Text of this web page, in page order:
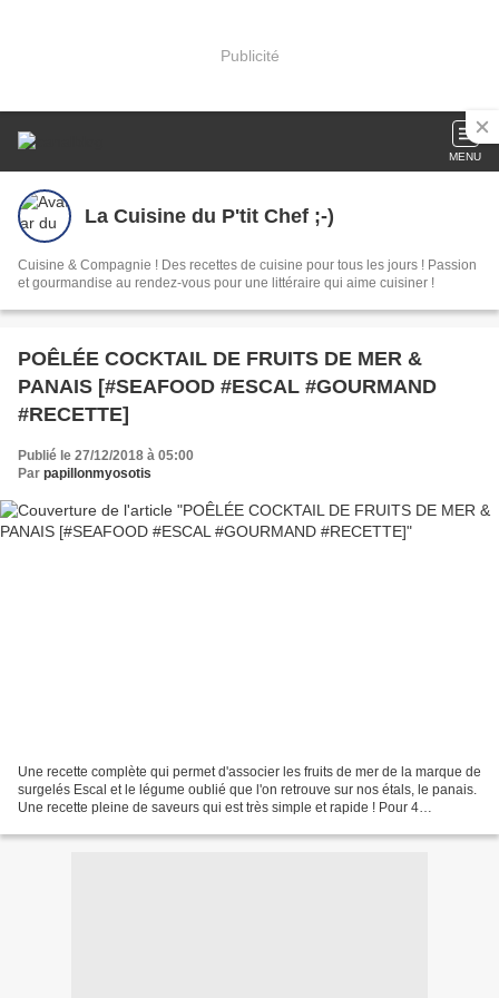
Publicité
MENU
La Cuisine du P'tit Chef ;-)
Cuisine & Compagnie ! Des recettes de cuisine pour tous les jours ! Passion
et gourmandise au rendez-vous pour une littéraire qui aime cuisiner !
POÊLÉE COCKTAIL DE FRUITS DE MER &
PANAIS [#SEAFOOD #ESCAL #GOURMAND
#RECETTE]
Publié le 27/12/2018 à 05:00
Par papillonmyosotis
Une recette complète qui permet d'associer les fruits de mer de la marque de
surgelés Escal et le légume oublié que l'on retrouve sur nos étals, le panais.
Une recette pleine de saveurs qui est très simple et rapide ! Pour 4